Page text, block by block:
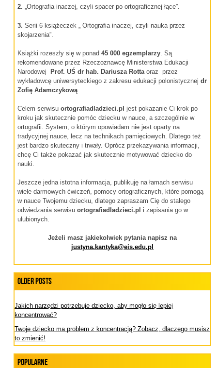
2. „Ortografia inaczej, czyli spacer po ortograficznej łące”.
3. Serii 6 książeczek „ Ortografia inaczej, czyli nauka przez
skojarzenia”.
Książki rozeszły się w ponad45 000 egzemplarzy . Są
rekomendowane przez Rzeczoznawcę Ministerstwa Edukacji
Narodowej
Prof. UŚ dr hab. Dariusza Rotta oraz przez
wykładowcę uniwersyteckiego z zakresu edukacji polonistycznej dr
Zofię Adamczykową
Celem serwisuortografiadladzieci.pl jest pokazanie Ci krok po
kroku jak skutecznie pomóc dziecku w nauce, a szczególnie w
ortografii. System, o którym opowiadam nie jest oparty na
tradycyjnej nauce, lecz na technikach pamięciowych. Dlatego też
jest bardzo skuteczny i trwały. Oprócz przekazywania informacji,
chcę Ci także pokazać jak skutecznie motywować dziecko do
nauki.
Jeszcze jedna istotna informacja, publikuję na łamach serwisu
wiele darmowych ćwiczeń, pomocy ortograficznych, które pomogą
w nauce Twojemu dziecku, dlatego zapraszam Cię do stałego
odwiedzania serwisuortografiadladzieci.pli zapisania go w
ulubionych.
Jeżeli masz jakiekolwiek pytania napisz na
justyna.kantyka@eis.edu.pl
Older Posts
Jakich narzędzi potrzebuje dziecko, aby mogło się lepiej
koncentrować?
Twoje dziecko ma problem z koncentracją? Zobacz, dlaczego musisz
to zmienić!
Popularne